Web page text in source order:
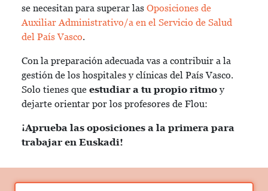
se necesitan para superar las Oposiciones de
Auxiliar Administrativo/a en el Servicio de Salud
del País Vasco.
Con la preparación adecuada vas a contribuir a la
gestión de los hospitales y clínicas del País Vasco.
Solo tienes que estudiar a tu propio ritmoy
dejarte orientar por los profesores de Flou:
¡Aprueba las oposiciones a la primera para
trabajar en Euskadi!